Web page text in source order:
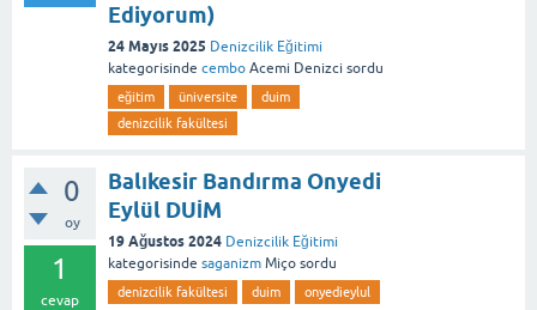
Ediyorum)
24 Mayıs 2025 Denizcilik Eğitimi
kategorisinde cembo Acemi Denizci sordu
eğitim üniversite
duim
denizcilik fakültesi
0
oy
1
cevap
Balıkesir Bandırma Onyedi
Eylül DUİM
19 Ağustos 2024 Denizcilik Eğitimi
kategorisinde saganizm Miço sordu
denizcilik fakültesi duim onyedieylul